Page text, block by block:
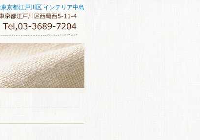
京都江戸川区 インテリア中島